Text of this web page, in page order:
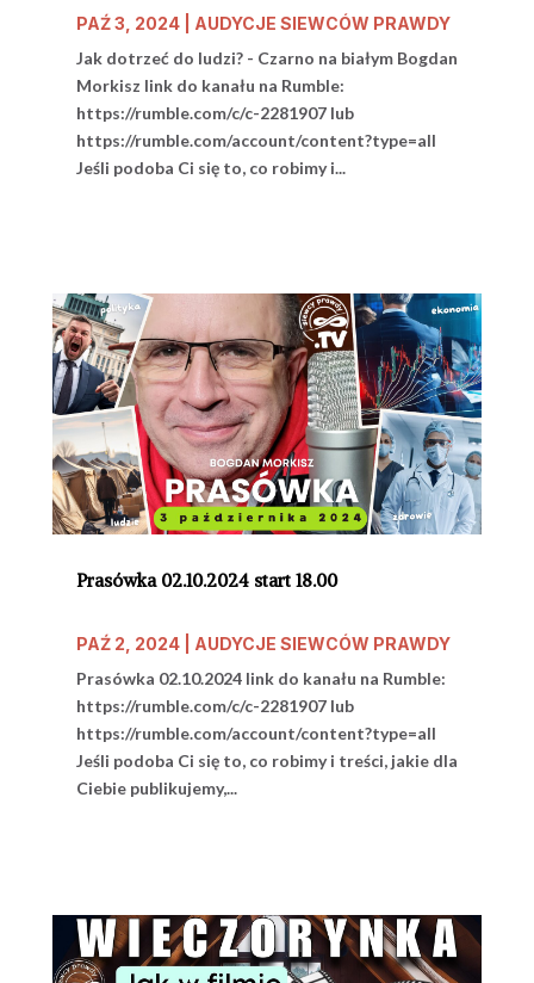
PAŹ 3, 2024| AUDYCJE SIEWCÓW PRAWDY
Jak dotrzeć do ludzi? - Czarno na białym Bogdan
Morkisz link do kanału na Rumble:
https://rumble.com/c/c-2281907 lub
https://rumble.com/account/content?type=all
Jeśli podoba Ci się to, co robimy i...
Prasówka 02.10.2024 start 18.00
PAŹ 2, 2024| AUDYCJE SIEWCÓW PRAWDY
Prasówka 02.10.2024 link do kanału na Rumble:
https://rumble.com/c/c-2281907 lub
https://rumble.com/account/content?type=all
Jeśli podoba Ci się to, co robimy i treści, jakie dla
Ciebie publikujemy,...